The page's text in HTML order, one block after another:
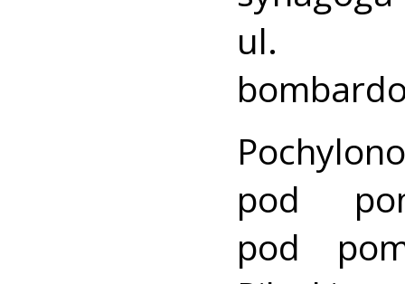
ul.
pod
pod